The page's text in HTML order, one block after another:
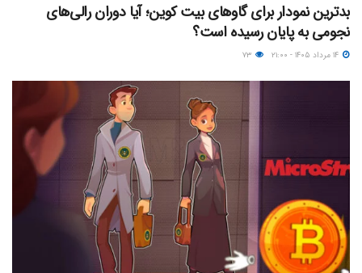
بدترین نمودار برای گاوهای بیت کوین؛ آیا دوران رالی‌های
نجومی به پایان رسیده است؟